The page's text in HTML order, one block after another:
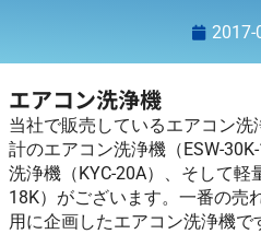
2017-
エアコン洗浄機
当社で販売しているエアコン
計のエアコン洗浄機（ESW-
洗浄機（KYC-20A）、そして軽
18K）がございます。一番の売
用に企画したエアコン洗浄機で